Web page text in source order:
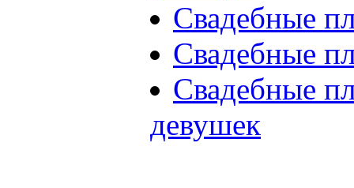
Свадебные
Свадебные
Свадебные
девушек